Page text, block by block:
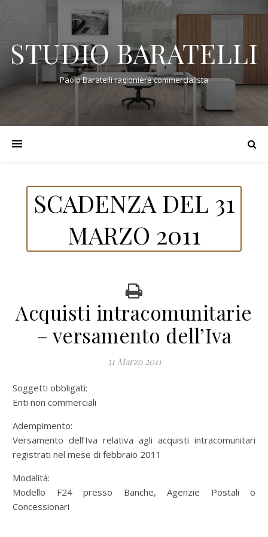
STUDIO BARATELLI
Paolo Baratelli ragioniere commercialista
SCADENZA DEL 31
MARZO 2011
Acquisti intracomunitarie
– versamento dell’Iva
31 Marzo 2011
Soggetti obbligati:
Enti non commerciali
Adempimento:
Versamento dell’Iva relativa agli acquisti intracomunitari
registrati nel mese di febbraio 2011
Modalità:
Modello F24 presso Banche, Agenzie Postali o
Concessionari